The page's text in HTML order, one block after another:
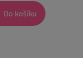
Do košíku